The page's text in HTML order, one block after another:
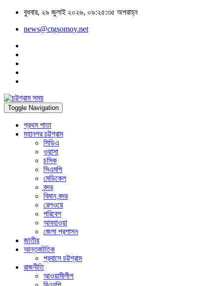
বুধবার, ২৯ জুলাই ২০২৬, ০৯:২৫:৩৫ অপরাহ্ন
news@ctgsomoy.net
Toggle Navigation
প্রথম পাতা
মহানগর চট্টগ্রাম
সিডিএ
ওয়াসা
চসিক
সিএমপি
মেডিকেল
বন্দর
বিমান বন্দর
রেলওয়ে
পরিবেশ
আবহাওয়া
জেলা প্রশাসন
জাতীয়
আন্তর্জাতিক
প্রবাসে চট্টগ্রাম
রাজনীতি
আওয়ামীলীগ